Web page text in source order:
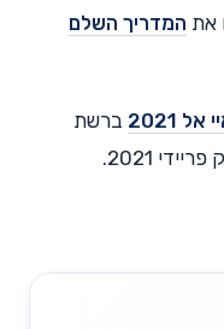
את המדריך השלם
2021
ברשת
2021.